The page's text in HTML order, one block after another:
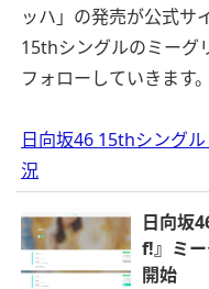
ッハ」の発売が公式サ
15thシングルのミーグ
フォローしていきます。
日向坂46 15thシング
況
日向坂
f!』ミ
開始